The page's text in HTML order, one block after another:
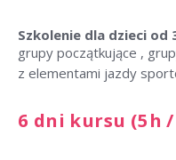
Szkolenie dla dzieci od
grupy początkujące ,
z elementami jazdy
6 dni kursu (5h